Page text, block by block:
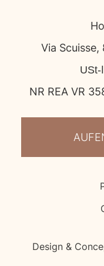
Via
NR REA VR
Design &